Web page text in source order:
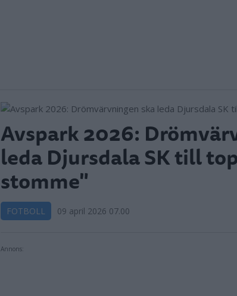
Avspark 2026:
leda Djursdala SK till
stomme"
FOTBOLL 09 april 2026 07.00
Annons: